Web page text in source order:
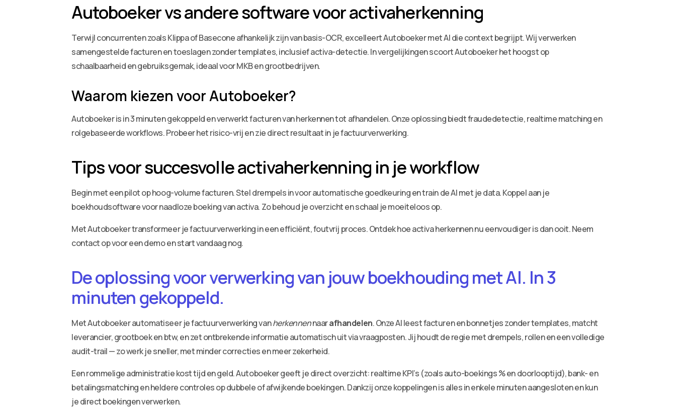
Autoboeker vs andere software voor activaherkenning
Terwijl concurrenten zoals Klippa of Basecone afhankelijk zijn van basis-OCR, excelleert Autoboeker met AI die context begrijpt. Wij verwerken
samengestelde facturen en toeslagen zonder templates, inclusief activa-detectie. In vergelijkingen scoort Autoboeker het hoogst op
schaalbaarheid en gebruiksgemak, ideaal voor MKB en grootbedrijven.
Waarom kiezen voor Autoboeker?
Autoboeker is in 3 minuten gekoppeld en verwerkt facturen van herkennen tot afhandelen. Onze oplossing biedt fraudedetectie, realtime matching en
rolgebaseerde workflows. Probeer het risico-vrij en zie direct resultaat in je factuurverwerking.
Tips voor succesvolle activaherkenning in je workflow
Begin met een pilot op hoog-volume facturen. Stel drempels in voor automatische goedkeuring en train de AI met je data. Koppel aan je
boekhoudsoftware voor naadloze boeking van activa. Zo behoud je overzicht en schaal je moeiteloos op.
Met Autoboeker transformeer je factuurverwerking in een efficiënt, foutvrij proces. Ontdek hoe activa herkennen nu eenvoudiger is dan ooit. Neem
contact op voor een demo en start vandaag nog.
De oplossing voor verwerking van jouw boekhouding met AI. In 3
minuten gekoppeld.
Met Autoboeker automatiseer je factuurverwerking vanherkennennaarafhandelen. Onze AI leest facturen en bonnetjes zonder templates, matcht
leverancier, grootboek en btw, en zet ontbrekende informatie automatisch uit via vraagposten. Jij houdt de regie met drempels, rollen en een volledige
audit-trail — zo werk je sneller, met minder correcties en meer zekerheid.
Een rommelige administratie kost tijd en geld. Autoboeker geeft je direct overzicht: realtime KPI’s (zoals auto-boekings % en doorlooptijd), bank- en
betalingsmatching en heldere controles op dubbele of afwijkende boekingen. Dankzij onze koppelingen is alles in enkele minuten aangesloten en kun
je direct boekingen verwerken.